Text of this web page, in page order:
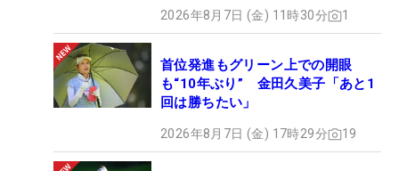
2026年8月7日 (金) 11時30分 1
首位発進もグリーン上での開眼
も“10年ぶり” 金田久美子「あと1
回は勝ちたい」
2026年8月7日 (金) 17時29分 19